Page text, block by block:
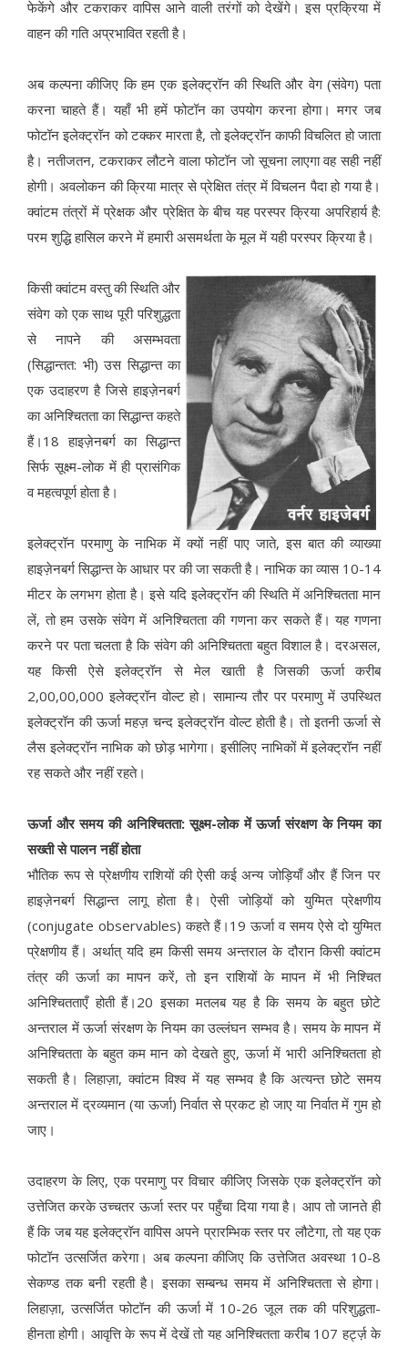
फेकेंगे और टकराकर वापिस आने वाली तरंगों को देखेंगे। इस प्रक्रिया में
वाहन की गति अप्रभावित रहती है।
अब कल्पना कीजिए कि हम एक इलेक्ट्रॉन की स्थिति और वेग (संवेग) पता
करना चाहते हैं। यहाँ भी हमें फोटॉन का उपयोग करना होगा। मगर जब
फोटॉन इलेक्ट्रॉन को टक्कर मारता है, तो इलेक्ट्रॉन काफी विचलित हो जाता
है। नतीजतन, टकराकर लौटने वाला फोटॉन जो सूचना लाएगा वह सही नहीं
होगी। अवलोकन की क्रिया मात्र से प्रेक्षित तंत्र में विचलन पैदा हो गया है।
क्वांटम तंत्रों में प्रेक्षक और प्रेक्षित के बीच यह परस्पर क्रिया अपरिहार्य है:
परम शुद्धि हासिल करने में हमारी असमर्थता के मूल में यही परस्पर क्रिया है।
किसी क्वांटम वस्तु की स्थिति और
संवेग को एक साथ पूरी परिशुद्धता
से नापने की असम्भवता
(सिद्धान्तत: भी) उस सिद्धान्त का
एक उदाहरण है जिसे हाइज़ेनबर्ग
का अनिश्चितता का सिद्धान्त कहते
हैं।18 हाइज़ेनबर्ग का सिद्धान्त
सिर्फ सूक्ष्म-लोक में ही प्रासंगिक
व महत्वपूर्ण होता है।
इलेक्ट्रॉन परमाणु के नाभिक में क्यों नहीं पाए जाते, इस बात की व्याख्या
हाइज़ेनबर्ग सिद्धान्त के आधार पर की जा सकती है। नाभिक का व्यास 10-14
मीटर के लगभग होता है। इसे यदि इलेक्ट्रॉन की स्थिति में अनिश्चितता मान
लें, तो हम उसके संवेग में अनिश्चितता की गणना कर सकते हैं। यह गणना
करने पर पता चलता है कि संवेग की अनिश्चितता बहुत विशाल है। दरअसल,
यह किसी ऐसे इलेक्ट्रॉन से मेल खाती है जिसकी ऊर्जा करीब
2,00,00,000 इलेक्ट्रॉन वोल्ट हो। सामान्य तौर पर परमाणु में उपस्थित
इलेक्ट्रॉन की ऊर्जा महज़ चन्द इलेक्ट्रॉन वोल्ट होती है। तो इतनी ऊर्जा से
लैस इलेक्ट्रॉन नाभिक को छोड़ भागेगा। इसीलिए नाभिकों में इलेक्ट्रॉन नहीं
रह सकते और नहीं रहते।
ऊर्जा और समय की अनिश्चितता: सूक्ष्म-लोक में ऊर्जा संरक्षण के नियम का
सख्ती से पालन नहीं होता
भौतिक रूप से प्रेक्षणीय राशियों की ऐसी कई अन्य जोड़ियाँ और हैं जिन पर
हाइज़ेनबर्ग सिद्धान्त लागू होता है। ऐसी जोड़ियों को युग्मित प्रेक्षणीय
(conjugate observables) कहते हैं।19 ऊर्जा व समय ऐसे दो युग्मित
प्रेक्षणीय हैं। अर्थात् यदि हम किसी समय अन्तराल के दौरान किसी क्वांटम
तंत्र की ऊर्जा का मापन करें, तो इन राशियों के मापन में भी निश्चित
अनिश्चितताएँ होती हैं।20 इसका मतलब यह है कि समय के बहुत छोटे
अन्तराल में ऊर्जा संरक्षण के नियम का उल्लंघन सम्भव है। समय के मापन में
अनिश्चितता के बहुत कम मान को देखते हुए, ऊर्जा में भारी अनिश्चितता हो
सकती है। लिहाज़ा, क्वांटम विश्व में यह सम्भव है कि अत्यन्त छोटे समय
अन्तराल में द्रव्यमान (या ऊर्जा) निर्वात से प्रकट हो जाए या निर्वात में गुम हो
जाए।
उदाहरण के लिए, एक परमाणु पर विचार कीजिए जिसके एक इलेक्ट्रॉन को
उत्तेजित करके उच्चतर ऊर्जा स्तर पर पहुँचा दिया गया है। आप तो जानते ही
हैं कि जब यह इलेक्ट्रॉन वापिस अपने प्रारम्भिक स्तर पर लौटेगा, तो यह एक
फोटॉन उत्सर्जित करेगा। अब कल्पना कीजिए कि उत्तेजित अवस्था 10-8
सेकण्ड तक बनी रहती है। इसका सम्बन्ध समय में अनिश्चितता से होगा।
लिहाज़ा, उत्सर्जित फोटॉन की ऊर्जा में 10-26 जूल तक की परिशुद्धता-
हीनता होगी। आवृत्ति के रूप में देखें तो यह अनिश्चितता करीब 107 हर्ट्ज़ के